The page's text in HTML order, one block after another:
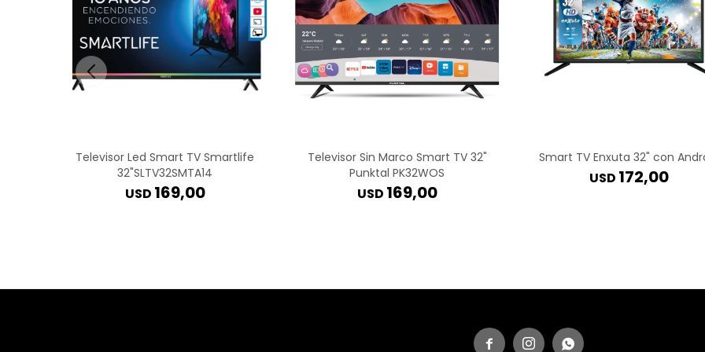
Televisor Led Smart TV Smartlife
32"SLTV32SMTA14
USD 169,00
Televisor Sin Marco Smart TV 32"
Punktal PK32WOS
USD 169,00
Smart TV Enxuta 32" con
USD 172,00
  